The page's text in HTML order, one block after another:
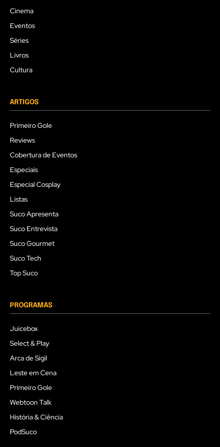
Cinema
Eventos
Séries
Livros
Cultura
ARTIGOS
Primeiro Gole
Reviews
Cobertura de Eventos
Especiais
Especial Cosplay
Listas
Suco Apresenta
Suco Entrevista
Suco Gourmet
Suco Tech
Top Suco
PROGRAMAS
Juicebox
Select & Play
Arca de Sigil
Leste em Cena
Primeiro Gole
Webtoon Talk
História & Ciência
PodSuco